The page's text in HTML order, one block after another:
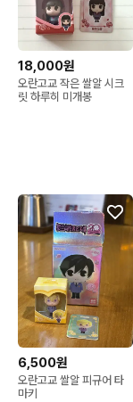
18,000원
오란고교 작은 쌀알 시크
릿 하루히 미개봉
6,500원
오란고교 쌀알 피규어 타
마키